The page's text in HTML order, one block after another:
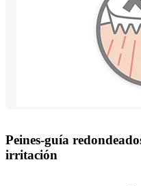
Peines-guía
irritación